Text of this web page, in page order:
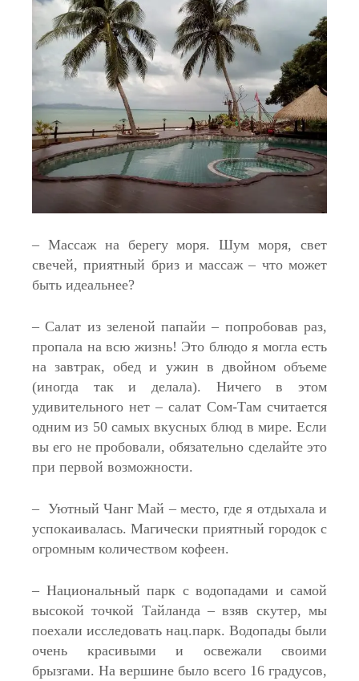
– Массаж на берегу моря. Шум моря, свет
свечей, приятный бриз и массаж – что может
быть идеальнее?
– Салат из зеленой папайи – попробовав раз,
пропала на всю жизнь! Это блюдо я могла есть
на завтрак, обед и ужин в двойном объеме
(иногда так и делала). Ничего в этом
удивительного нет – салат Сом-Там считается
одним из 50 самых вкусных блюд в мире. Если
вы его не пробовали, обязательно сделайте это
при первой возможности.
– Уютный Чанг Май – место, где я отдыхала и
успокаивалась. Магически приятный городок с
огромным количеством кофеен.
– Национальный парк с водопадами и самой
высокой точкой Тайланда – взяв скутер, мы
поехали исследовать нац.парк. Водопады были
очень красивыми и освежали своими
брызгами. На вершине было всего 16 градусов,